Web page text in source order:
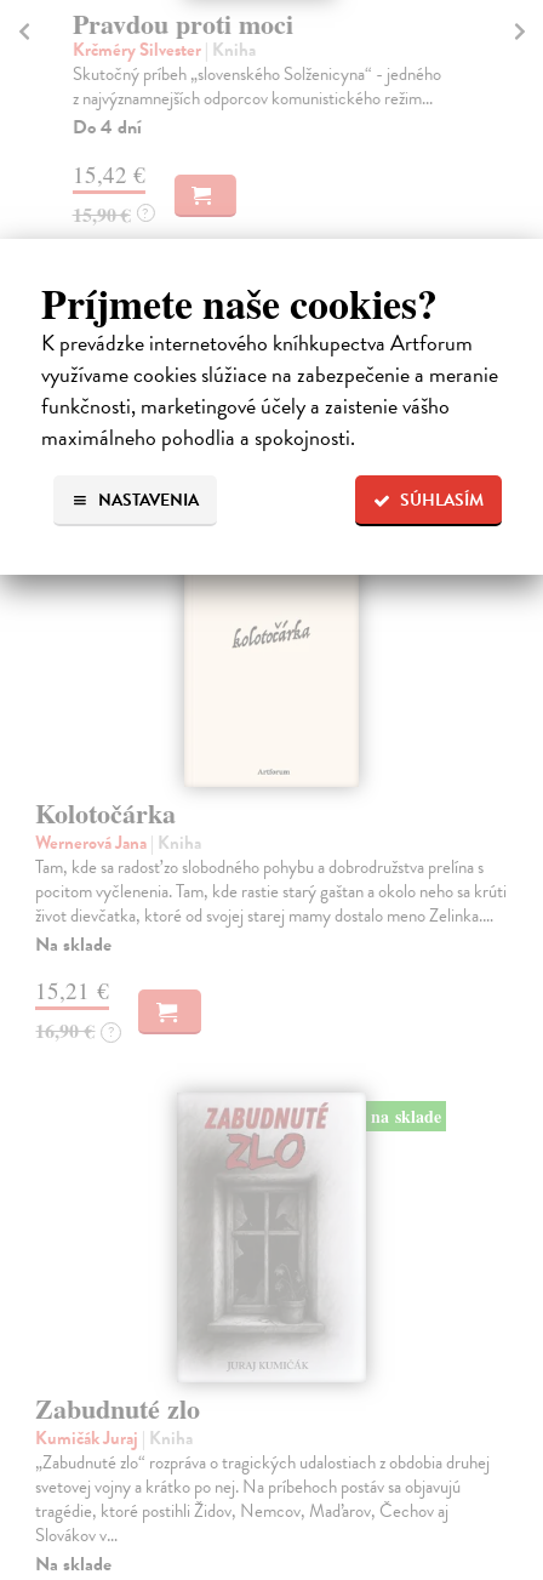
Príjmete naše cookies?
K prevádzke internetového kníhkupectva Artforum
využívame cookies slúžiace na zabezpečenie a meranie
funkčnosti, marketingové účely a zaistenie vášho
maximálneho pohodlia a spokojnosti.
SÚHLASÍM
NASTAVENIA
Pravdou proti moci
Krčméry Silvester| Kniha
Skutočný príbeh „slovenského Solženicyna“ - jedného
z najvýznamnejších odporcov komunistického režim...
Do 4 dní
15,42 €
15,90 € ?
Ďalšie z kategórie slovenská
beletria
na sklade
Kolotočárka
Wernerová Jana| Kniha
Tam, kde sa radosť zo slobodného pohybu a dobrodružstva prelína s
pocitom vyčlenenia. Tam, kde rastie starý gaštan a okolo neho sa krúti
život dievčatka, ktoré od svojej starej mamy dostalo meno Zelinka.…
Na sklade
15,21 €
16,90 € ?
na sklade
Zabudnuté zlo
Kumičák Juraj | Kniha
„Zabudnuté zlo“ rozpráva o tragických udalostiach z obdobia druhej
svetovej vojny a krátko po nej. Na príbehoch postáv sa objavujú
tragédie, ktoré postihli Židov, Nemcov, Maďarov, Čechov aj
Slovákov v…
Na sklade